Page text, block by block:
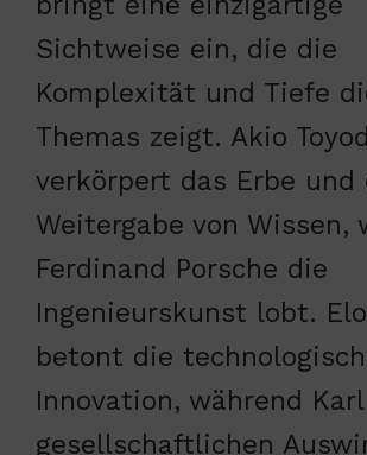
Sichtweise ein, die die
Komplexität und Tiefe
Themas zeigt. Akio
verkörpert das Erbe und
Weitergabe von Wissen,
Ferdinand Porsche die
Ingenieurskunst lobt.
betont die
Innovation, während
gesellschaftlichen